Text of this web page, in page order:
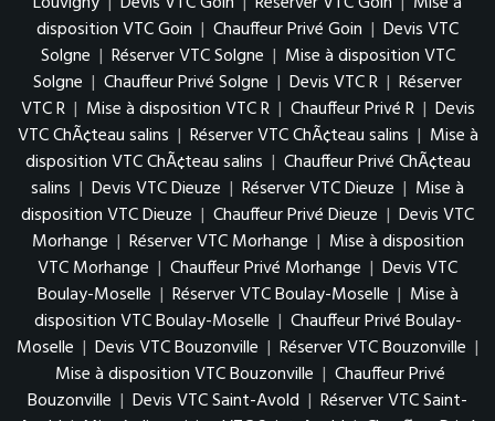
disposition VTC Goin | Chauffeur Privé Goin | Devis VTC
Solgne | Réserver VTC Solgne | Mise à disposition VTC
Solgne | Chauffeur Privé Solgne | Devis VTC R | Réserver
VTC R | Mise à disposition VTC R | Chauffeur Privé R | Devis
VTC ChÃ¢teau salins | Réserver VTC ChÃ¢teau salins | Mise à
disposition VTC ChÃ¢teau salins | Chauffeur Privé ChÃ¢teau
salins | Devis VTC Dieuze | Réserver VTC Dieuze | Mise à
disposition VTC Dieuze | Chauffeur Privé Dieuze | Devis VTC
Morhange | Réserver VTC Morhange | Mise à disposition
VTC Morhange | Chauffeur Privé Morhange | Devis VTC
Boulay-Moselle | Réserver VTC Boulay-Moselle | Mise à
disposition VTC Boulay-Moselle | Chauffeur Privé Boulay-
Moselle | Devis VTC Bouzonville | Réserver VTC Bouzonville |
Mise à disposition VTC Bouzonville | Chauffeur Privé
Bouzonville | Devis VTC Saint-Avold | Réserver VTC Saint-